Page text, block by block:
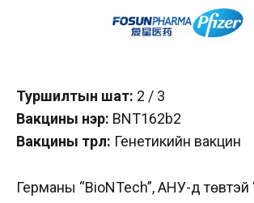
Туршилтын шат: 2 / 3
Вакцины нэр: BNT162b2
Вакцины төрөл: Генетикийн вакцин
Германы “BioNTech”, АНУ-д төвтэй